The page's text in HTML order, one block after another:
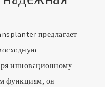
предлагает
инновационному
функциям, он